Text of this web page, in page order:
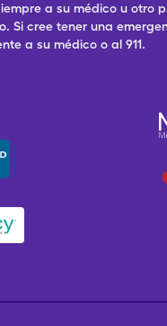
a su médico u otro
Si cree tener una
a su médico o al 911.